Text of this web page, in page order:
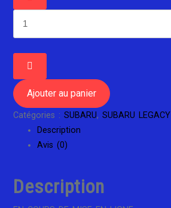
Ajouter au panier
Catégories :SUBARU,SUBARU LEGACY
Description
Avis (0)
Description